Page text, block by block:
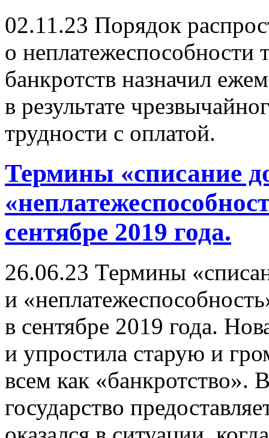
02.11.23 Порядок
о неплатежеспособности
банкротств назначил
в результате
трудности с оплатой.
Термины «списание
сентябре 2019 года.
26.06.23 Термины
и
в сентябре 2019 года.
и упростила старую и
всем как «банкротство».
государство